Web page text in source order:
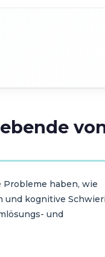
haben, wie
und kognitive
und